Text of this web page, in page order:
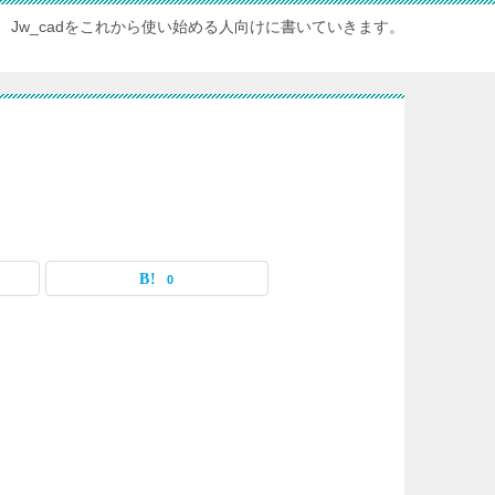
Jw_cadをこれから使い始める人向けに書いていきます。
0